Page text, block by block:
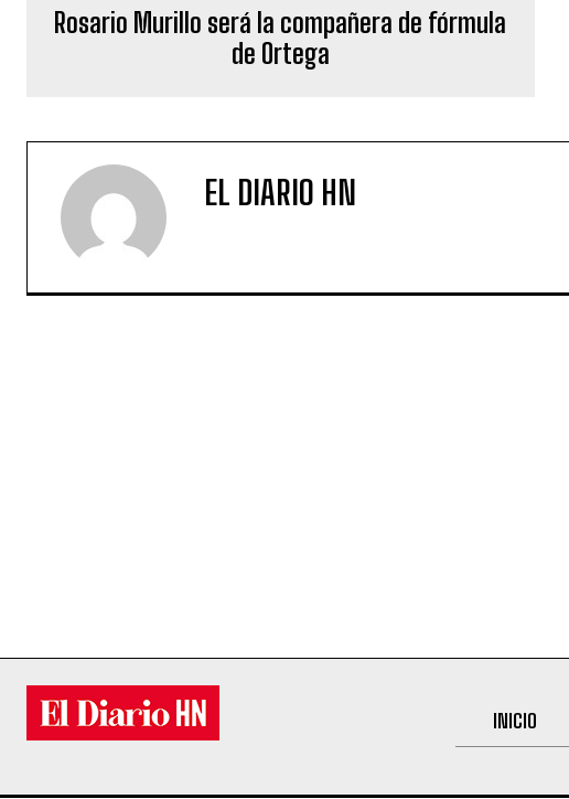
Rosario Murillo será la compañera de fórmula
de Ortega
EL DIARIO HN
INICIO